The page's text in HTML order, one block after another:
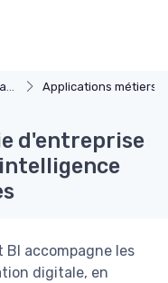
Applications métiers
d'entreprise
accompagne les
digitale, en